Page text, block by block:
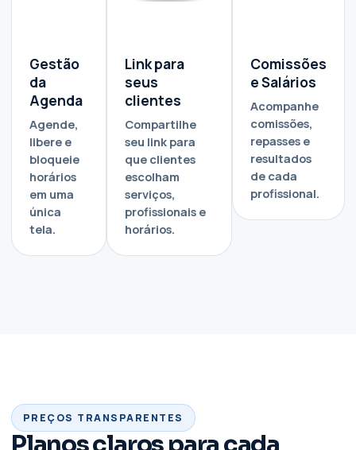
Gestão
da
Agenda
Agende,
libere e
bloqueie
horários
em uma
única
tela.
Link para
seus
clientes
Compartilhe
seu link para
que clientes
escolham
serviços,
profissionais e
horários.
Comissões
e Salários
Acompanhe
comissões,
repasses e
resultados
de cada
profissional.
PREÇOS TRANSPARENTES